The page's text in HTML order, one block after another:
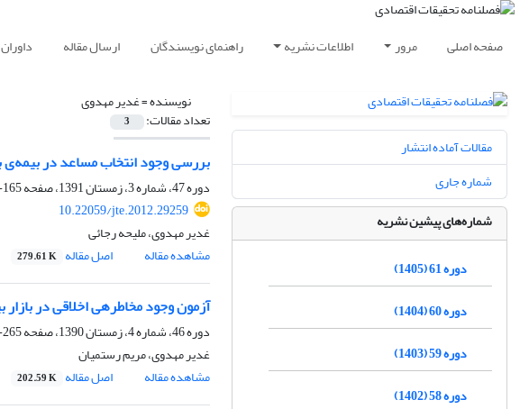
صفحه اصلی مرور اطلاعات نشریه راهنمای نویسندگان ارسال مقاله داوران
نویسنده =غدیر مهدوی
تعداد مقالات: 3
بررسی وجود انتخاب مساعد در بیمه‌‎ی بدنه‎ی اتومبیل و اثر آن بر تعیین حق‌ بیمه در صنعت بیمه‌‎ی کشور ایران
دوره 47، شماره 3، زمستان 1391، صفحه
165-184
10.22059/jte.2012.29259
غدیر مهدوی، ملیحه رجائی
مشاهده مقاله
اصل مقاله 279.61 K
آزمون وجود مخاطره‎ی اخلاقی در بازار بیمه‎ی اتومبیل ایران: مطالعه‎ی موردی شرکت سهامی بیمه‎ی ایران
دوره 46، شماره 4، زمستان 1390، صفحه
265-280
غدیر مهدوی، مریم رستمیان
مشاهده مقاله
اصل مقاله 202.59 K
مقالات آماده انتشار
شماره جاری
شماره‌های پیشین نشریه
دوره 61 (1405)
دوره 60 (1404)
دوره 59 (1403)
دوره 58 (1402)